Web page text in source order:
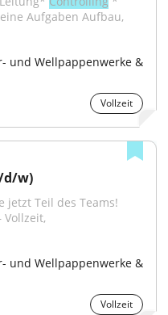
Aufgaben Aufbau,
und Wellpappenwerke &
Vollzeit
d/w)
jetzt Teil des Teams!
Vollzeit,
und Wellpappenwerke &
Vollzeit